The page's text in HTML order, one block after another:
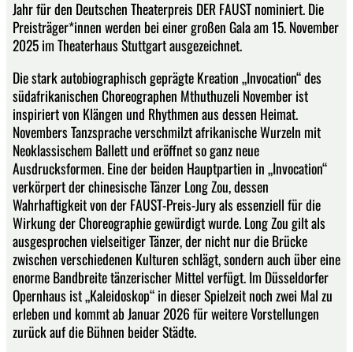
Jahr für den Deutschen Theaterpreis DER FAUST nominiert. Die
Preisträger*innen werden bei einer großen Gala am 15. November
2025 im Theaterhaus Stuttgart ausgezeichnet.
Die stark autobiographisch geprägte Kreation „Invocation“ des
südafrikanischen Choreographen Mthuthuzeli November ist
inspiriert von Klängen und Rhythmen aus dessen Heimat.
Novembers Tanzsprache verschmilzt afrikanische Wurzeln mit
Neoklassischem Ballett und eröffnet so ganz neue
Ausdrucksformen. Eine der beiden Hauptpartien in „Invocation“
verkörpert der chinesische Tänzer Long Zou, dessen
Wahrhaftigkeit von der FAUST-Preis-Jury als essenziell für die
Wirkung der Choreographie gewürdigt wurde. Long Zou gilt als
ausgesprochen vielseitiger Tänzer, der nicht nur die Brücke
zwischen verschiedenen Kulturen schlägt, sondern auch über eine
enorme Bandbreite tänzerischer Mittel verfügt. Im Düsseldorfer
Opernhaus ist „Kaleidoskop“ in dieser Spielzeit noch zwei Mal zu
erleben und kommt ab Januar 2026 für weitere Vorstellungen
zurück auf die Bühnen beider Städte.